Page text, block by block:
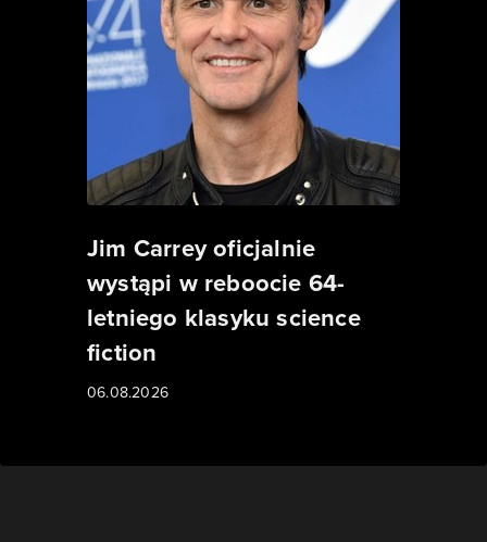
Jim Carrey oficjalnie
wystąpi w reboocie 64-
letniego klasyku science
fiction
06.08.2026